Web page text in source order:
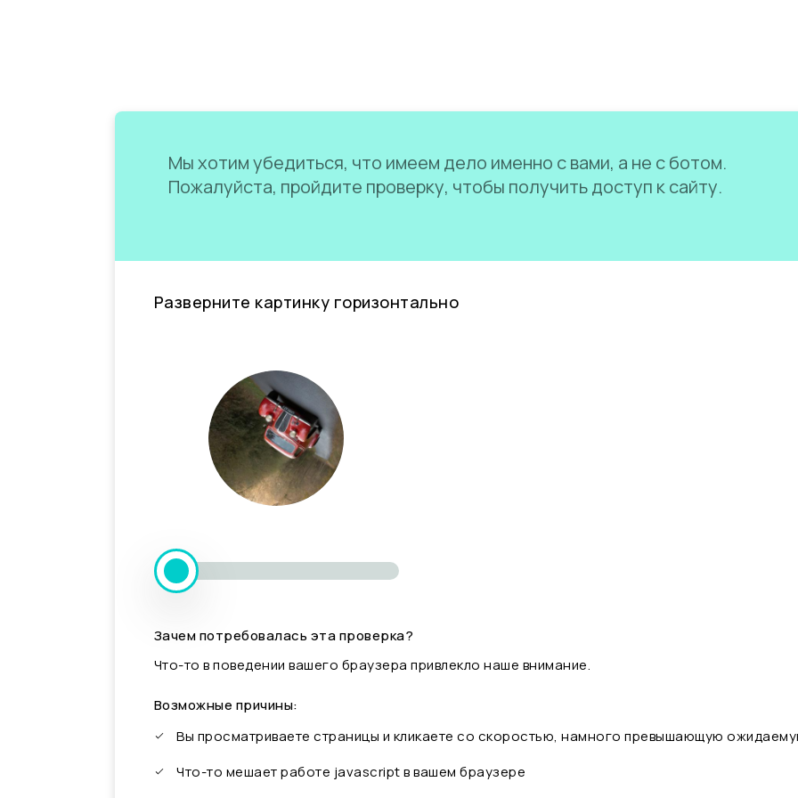
Мы хотим убедиться, что имеем дело именно с вами, а не с ботом.
Пожалуйста, пройдите проверку, чтобы получить доступ к сайту.
Разверните картинку горизонтально
Зачем потребовалась эта проверка?
Что-то в поведении вашего браузера привлекло наше внимание.
Возможные причины:
Вы просматриваете страницы и кликаете со скоростью, намного превышающую
Что-то мешает работе javascript в вашем браузере